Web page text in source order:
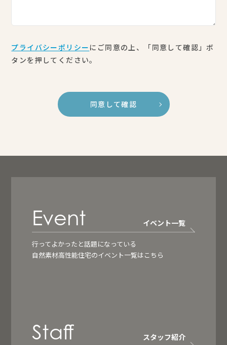
プライバシーポリシーにご同意の上、「同意して確認」ボ
タンを押してください。
同意して確認
Event イベント一覧
行ってよかったと話題になっている
自然素材高性能住宅のイベント一覧はこちら
Staff スタッフ紹介